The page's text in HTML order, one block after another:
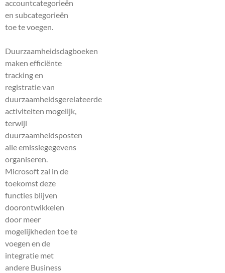
accountcategorieën
en subcategorieën
toe te voegen.
Duurzaamheidsdagboeken
maken efficiënte
tracking en
registratie van
duurzaamheidsgerelateerde
activiteiten mogelijk,
terwijl
duurzaamheidsposten
alle emissiegegevens
organiseren.
Microsoft zal in de
toekomst deze
functies blijven
doorontwikkelen
door meer
mogelijkheden toe te
voegen en de
integratie met
andere Business